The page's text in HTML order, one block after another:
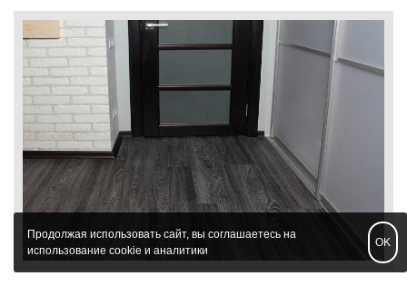
Продолжая использовать сайт, вы соглашаетесь на
использование cookie и аналитики
OK